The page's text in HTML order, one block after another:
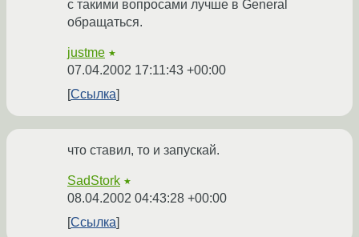
с такими вопросами лучше в General
обращаться.
justme ★
07.04.2002 17:11:43 +00:00
Ссылка
что ставил, то и запускай.
SadStork ★
08.04.2002 04:43:28 +00:00
Ссылка